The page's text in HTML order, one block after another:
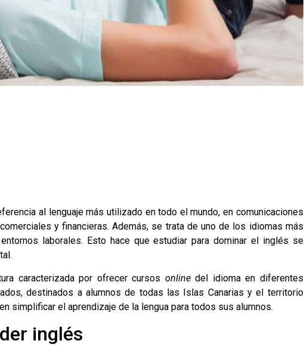
al lenguaje más utilizado en todo el mundo, en comunicaciones
y financieras. Además, se trata de uno de los idiomas más
laborales. Esto hace que estudiar para dominar el inglés se
caracterizada por ofrecer cursos onlinedel idioma en diferentes
destinados a alumnos de todas las Islas Canarias y el territorio
simplificar el aprendizaje de la lengua para todos sus alumnos.
inglés